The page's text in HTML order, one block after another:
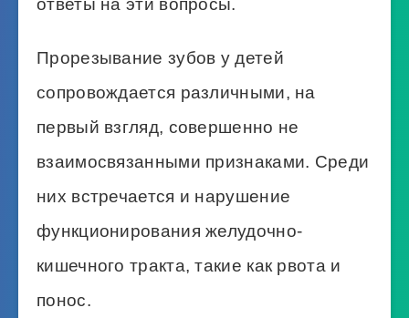
ответы на эти вопросы.
Прорезывание зубов у детей
сопровождается различными, на
первый взгляд, совершенно не
взаимосвязанными признаками. Среди
них встречается и нарушение
функционирования желудочно-
кишечного тракта, такие как рвота и
понос.